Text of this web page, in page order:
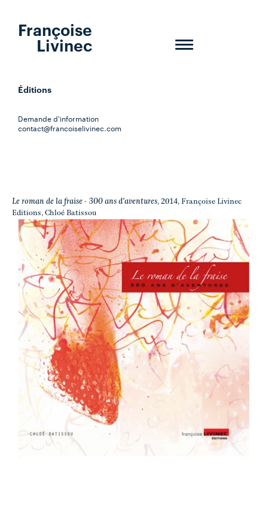
Toggle
Françoise
Livinec
Éditions
Demande d'information
contact@francoiselivinec.com
Le roman de la fraise - 300 ans d'aventures, 2014, Françoise Livinec
Editions, Chloé Batissou